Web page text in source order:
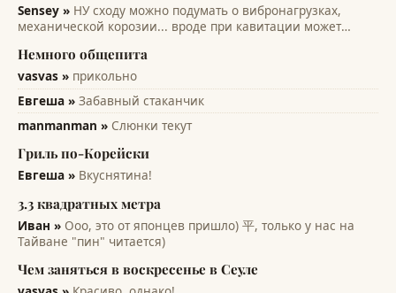
Sensey »
механической корозии... вроде при кавитации может
винтов. Там на микро уровне идет разрушение рабочих
поверхностей. А этот эффект только...
Немного общепита
vasvas » прикольно
Евгеша » Забавный стаканчик
manmanman » Слюнки текут
Гриль по-Корейски
Евгеша » Вкуснятина!
3.3 квадратных метра
Иван »
Тайване "пин" читается)
Чем заняться в воскресенье в Сеуле